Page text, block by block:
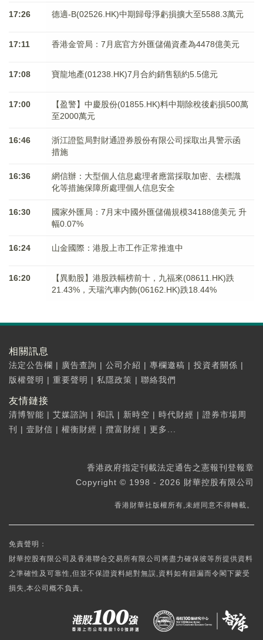
17:26 德適-B(02526.HK)中期歸母淨虧損擴大至5588.3萬元
17:11 香港金管局：7月底官方外匯儲備資產為4478億美元
17:08 寶龍地產(01238.HK)7月合約銷售額約5.5億元
17:00
【盈警】中慶股份(01855.HK)料中期除稅後虧損500萬
至2000萬元
16:46
浙江證監局對財通證券股份有限公司採取出具警示函
措施
16:36
網信辦：大型個人信息處理者應當採取加密、去標識
化等措施保障所處理個人信息安全
16:30
國家外匯局：7月末中國外匯儲備規模34188億美元 升
幅0.07%
16:24 山金國際：港股上市工作正常推進中
16:20
【異動股】港股跌幅榜前十，九福來(08611.HK)跌
21.43%，天瑞汽車内飾(06162.HK)跌18.44%
相關訊息
法定公告欄 | 廣告查詢 | 公司介紹 | 專欄邀稿 | 投資者關係 |
版權聲明 | 重要聲明 | 私隱政策 | 聯絡我們
友情鏈接
清博智能 | 艾媒諮詢 | 和訊 | 新時空 | 時代財經 | 證券市場周
刊
| 壹財信 | 權衡財經 | 攬富財經 | 更多...
香港政府指定刊載法定通告之憲報刊登報章
Copyright © 1998 - 2026 財華控股有限公司
香港財華社版權所有,未經同意不得轉載。
免責聲明：
財華控股有限公司及香港聯合交易所有限公司將盡力確保彼等所提供資料
之準確性及可靠性,但並不保證資料絕對無誤,資料如有錯漏而令閣下蒙受
損失,本公司概不負責。